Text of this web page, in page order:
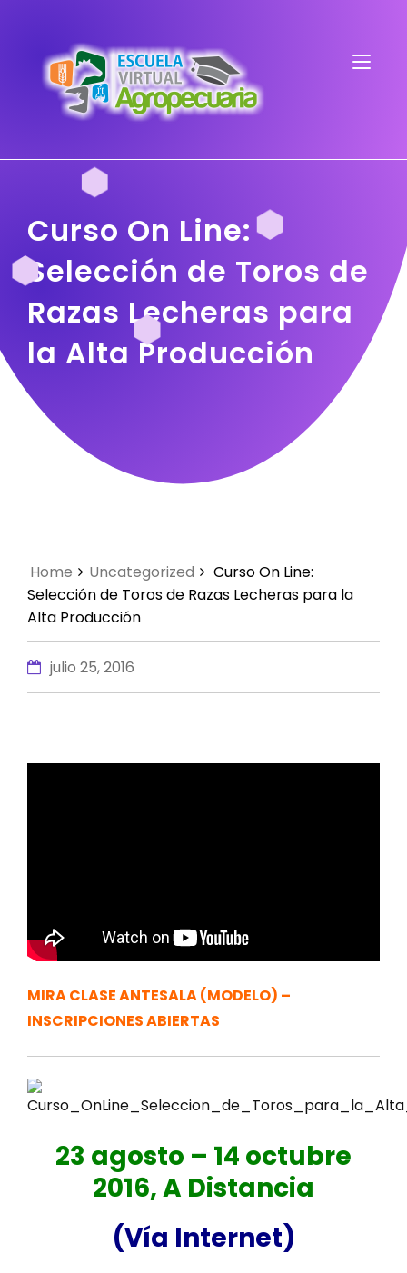
Curso On Line:
Selección de Toros de
Razas Lecheras para
la Alta Producción
Home Uncategorized
Curso On Line:
Selección de Toros de Razas Lecheras para la
Alta Producción
julio 25, 2016
MIRA CLASE ANTESALA (MODELO) –
INSCRIPCIONES ABIERTAS
23 agosto – 14 octubre
2016, A Distancia
(Vía Internet)